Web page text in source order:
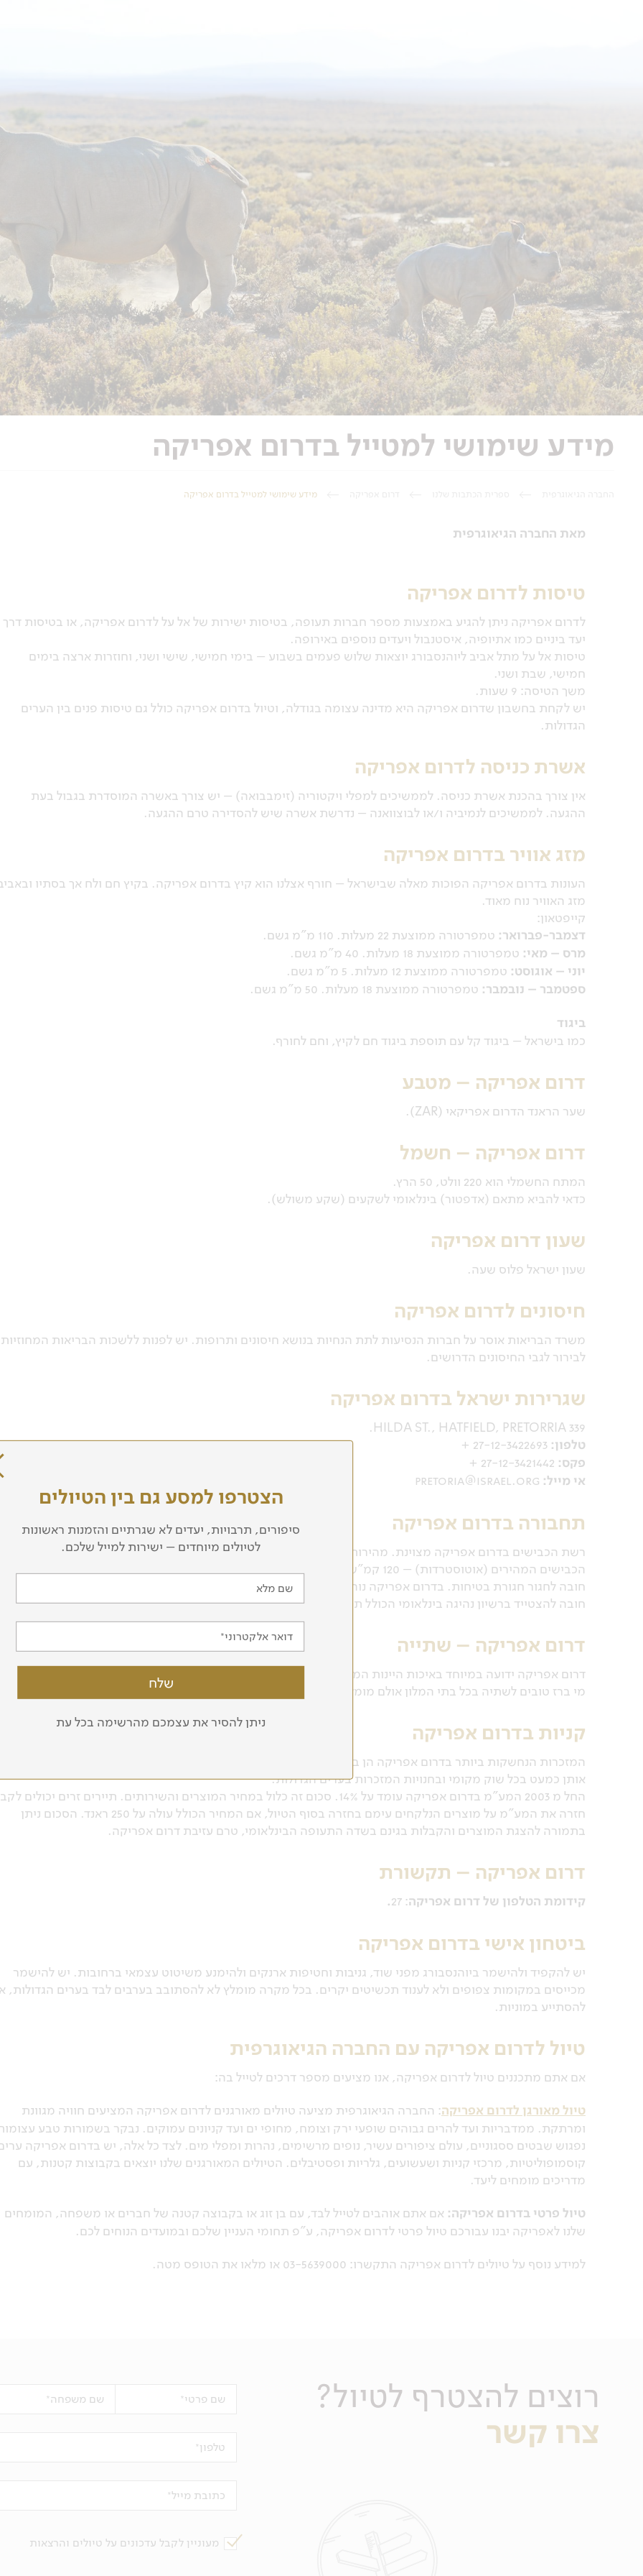
מידע שימושי למטייל בדרום אפריקה
מידע שימושי למטייל בדרום אפריקה
מאת החברה הגיאוגרפית
טיסות לדרום אפריקה
לדרום אפריקה ניתן להגיע באמצעות מספר חברות תעופה, בטיסות ישירות של אל על לדרום אפריקה, או בטיסות דרך
יעד ביניים כמו אתיופיה, איסטנבול ויעדים נוספים באירופה.
טיסות אל על מתל אביב ליוהנסבורג יוצאות שלוש פעמים בשבוע – בימי חמישי, שישי ושני, וחוזרות ארצה בימים
חמישי, שבת ושני.
משך הטיסה: 9 שעות.
יש לקחת בחשבון שדרום אפריקה היא מדינה עצומה בגודלה, וטיול בדרום אפריקה כולל גם טיסות פנים בין הערים
הגדולות.
אשרת כניסה לדרום אפריקה
אין צורך בהכנת אשרת כניסה. לממשיכים למפלי ויקטוריה (זימבבואה) – יש צורך באשרה המוסדרת בגבול בעת
ההגעה. לממשיכים לנמיביה ו/או לבוצוואנה – נדרשת אשרה שיש להסדירה טרם ההגעה.
מזג אוויר בדרום אפריקה
העונות בדרום אפריקה הפוכות מאלה שבישראל – חורף אצלנו הוא קיץ בדרום אפריקה. בקיץ חם ולח אך בסתיו
מזג האוויר נוח מאוד.
קייפטאון:
דצמבר-פברואר: טמפרטורה ממוצעת 22 מעלות. 110 מ"מ גשם.
מרס – מאי: טמפרטורה ממוצעת 18 מעלות. 40 מ"מ גשם.
יוני – אוגוסט: טמפרטורה ממוצעת 12 מעלות. 5 מ"מ גשם.
ספטמבר – נובמבר: טמפרטורה ממוצעת 18 מעלות. 50 מ"מ גשם.
ביגוד
כמו בישראל – ביגוד קל עם תוספת ביגוד חם לקיץ, וחם לחורף.
דרום אפריקה – מטבע
שער הראנד הדרום אפריקאי (ZAR).
דרום אפריקה – חשמל
המתח החשמלי הוא 220 וולט, 50 הרץ.
כדאי להביא מתאם (אדפטור) בינלאומי לשקעים (שקע משולש).
שעון דרום אפריקה
שעון ישראל פלוס שעה.
חיסונים לדרום אפריקה
משרד הבריאות אוסר על חברות הנסיעות לתת הנחיות בנושא חיסונים ותרופות. יש לפנות ללשכות הבריאות המחוזיות
לבירור לגבי החיסונים הדרושים.
שגרירות ישראל בדרום אפריקה
339 HILDA ST., HATFIELD, PRETORRIA.
טלפון:
פקס: 27-12-3421442 +
אי מייל: pretoria@israel.org
תחבורה בדרום אפריקה
הכבישים המהירים (אוטוסטרדות) – 120 קמ"ש, אם לא מצוין אחרת.
חובה לחגור חגורת בטיחות. בדרום אפריקה נוהגים בצד שמאל של הדרך!
חובה להצטייד ברשיון נהיגה בינלאומי הכולל תמונת הנהג.
דרום אפריקה – שתייה
דרום אפריקה ידועה במיוחד באיכות היינות המקומיים (בעיקר במחוז הכף).
מי ברז טובים לשתיה בכל בתי המלון אולם מומלץ לרכוש מים מינרלים.
קניות בדרום אפריקה
המזכרות הנחשקות ביותר בדרום אפריקה הן בעיקר עבודות יד של בני השבטים השונים הפזורים במדינה. אפש למצוא
אותן כמעט בכל שוק מקומי ובחנויות המזכרות בערים הגדולות.
החל מ 2003 המע"מ בדרום אפריקה עומד על 14%. סכום זה כלול במחיר המוצרים והשירותים. תיירים זרים יכולים
חזרה את המע"מ על מוצרים הנלקחים עימם בחזרה בסוף הטיול, אם המחיר הכולל עולה על 250 ראנד. הסכום ניתן
בתמורה להצגת המוצרים והקבלות בגינם בשדה התעופה הבינלאומי, טרם עזיבת דרום אפריקה.
דרום אפריקה – תקשורת
קידומת הטלפון של דרום אפריקה: 27
.
ביטחון אישי בדרום אפריקה
יש להקפיד ולהישמר ביוהנסבורג מפני שוד, גניבות וחטיפות ארנקים ולהימנע משיטוט עצמאי ברחובות. יש להישמר
מכייסים במקומות צפופים ולא לענוד תכשיטים יקרים. בכל מקרה מומלץ לא להסתובב בערבים לבד בערים הגדולות,
להסתייע במוניות.
טיול לדרום אפריקה עם החברה הגיאוגרפית
אם אתם מתכננים טיול לדרום אפריקה, אנו מציעים מספר דרכים לטייל בה:
טיול מאורגן לדרום אפריקה: החברה הגיאוגרפית מציעה טיולים מאורגנים לדרום אפריקה המציעים חוויה מגוונת
ומרתקת. ממדבריות ועד להרים גבוהים שופעי ירק וצומח, מחופי ים ועד קניונים עמוקים. נבקר בשמורות טבע
נפגוש שבטים ססגוניים, עולם ציפורים עשיר, נופים מרשימים, נהרות ומפלי מים. לצד כל אלה, יש בדרום אפריקה
קוסמופוליטיות, מרכזי קניות ושעשועים, גלריות ופסטיבלים. הטיולים המאורגנים שלנו יוצאים בקבוצות קטנות, עם
מדריכים מומחים ליעד.
טיול פרטי בדרום אפריקה: אם אתם אוהבים לטייל לבד, עם בן זוג או בקבוצה קטנה של חברים או משפחה, המומחים
שלנו לאפריקה יבנו עבורכם טיול פרטי לדרום אפריקה, ע"פ תחומי העניין שלכם ובמועדים הנוחים לכם.
למידע נוסף על טיולים לדרום אפריקה התקשרו: 03-5639000 או מלאו את הטופס מטה.
רוצים להצטרף לטיול?
צרו קשר
שם פרטי שם משפחה
טלפון
כתובת מייל
מעוניין לקבל עדכונים על טיולים והרצאות
הצטרפו למסע גם בין הטיולים
סיפורים, תרבויות, יעדים לא שגרתיים והזמנות ראשונות
לטיולים מיוחדים – ישירות למייל שלכם.
שם מלא
דואר אלקטרוני
ניתן להסיר את עצמכם מהרשימה בכל עת